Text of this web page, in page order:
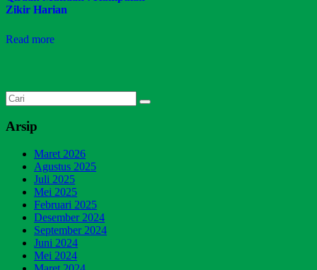
Zikir Harian
Read more
Arsip
Maret 2026
Agustus 2025
Juli 2025
Mei 2025
Februari 2025
Desember 2024
September 2024
Juni 2024
Mei 2024